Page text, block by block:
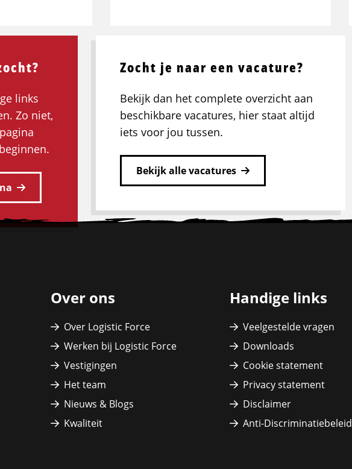
links
Zo niet,
Zocht je naar een vacature?
Bekijk dan het complete overzicht aan
beschikbare vacatures, hier staat altijd
iets voor jou tussen.
Bekijk alle vacatures
Over ons
Over Logistic Force
Werken bij Logistic Force
Vestigingen
Het team
Nieuws & Blogs
Kwaliteit
Handige links
Veelgestelde vragen
Downloads
Cookie statement
Privacy statement
Disclaimer
Anti-Discriminatiebeleid